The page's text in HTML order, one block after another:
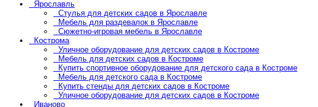
Ярославль
Стулья для детских садов в Ярославле
Мебель для раздевалок в Ярославле
Сюжетно-игровая мебель в Ярославле
Кострома
Уличное оборудование для детских садов в Костроме
Мебель для детских садов в Костроме
Купить спортивное оборудование для детского сада в Костроме
Мебель для детского сада в Костроме
Купить стенды для детских садов в Костроме
Уличное оборудование для детских садов в Костроме
Иваново